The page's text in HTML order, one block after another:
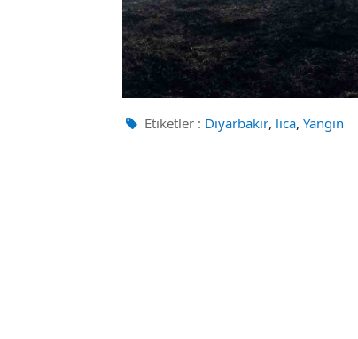
Etiketler : Diyarbakır, lica, Yangın